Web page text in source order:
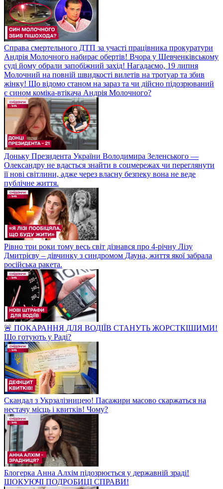
Справа смертельного ДТП за участі працівника прокуратури
Андрія Молочного набирає обертів! Вчора у Шевченківському
суді йому обрали запобіжний захід! Нагадаємо, 19 липня
Молочний на повній швидкості вилетів на тротуар та збив
жінку! Що відомо станом на зараз та чи дійсно підозрюваний
є сином коміка-втікача Андрія Молочного?
Доньку Президента України Володимира Зеленського —
Олександру не вдасться знайти в соцмережах чи переглянути
її нові світлини, адже через власну безпеку вона не веде
публічне життя.
Рівно три роки тому весь світ дізнався про 4-річну Лізу
Дмитрієву – дівчинку з синдромом Дауна, життя якої забрала
російська ракета.
🚨 ПОКАРАННЯ ДЛЯ ВОДІЇВ СТАНУТЬ ЖОРСТКІШИМИ!
Що готують у Раді?
Скандал з Укрзалізницею! Пасажири масово скаржаться на
нестачу місць і квитків! Чому?
Блогерка Анна Алхім підозрюється у державній зраді!
ШОКУЮЧІ ПОДРОБИЦІ СПРАВИ!